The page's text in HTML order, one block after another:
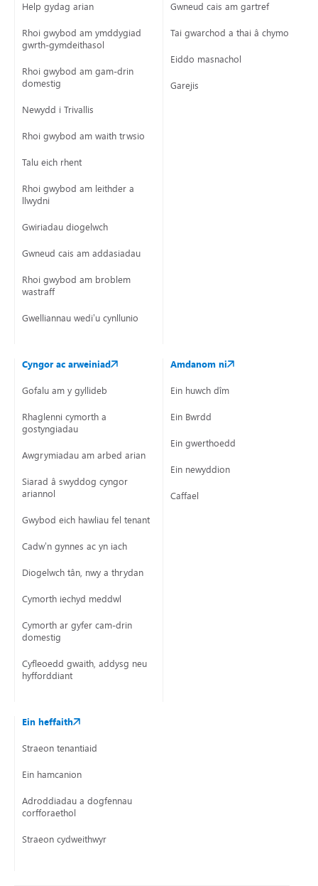
Help gydag arian
Rhoi gwybod am ymddygiad
gwrth-gymdeithasol
Rhoi gwybod am gam-drin
domestig
Newydd i Trivallis
Rhoi gwybod am waith trwsio
Talu eich rhent
Rhoi gwybod am leithder a
llwydni
Gwiriadau diogelwch
Gwneud cais am addasiadau
Rhoi gwybod am broblem
wastraff
Gwelliannau wedi’u cynllunio
Gwneud cais am gartref
Tai gwarchod a thai â chymorth
Eiddo masnachol
Garejis
Cyngor ac arweiniad
Gofalu am y gyllideb
Rhaglenni cymorth a
gostyngiadau
Awgrymiadau am arbed arian
Siarad â swyddog cyngor
ariannol
Gwybod eich hawliau fel tenant
Cadw’n gynnes ac yn iach
Diogelwch tân, nwy a thrydan
Cymorth iechyd meddwl
Cymorth ar gyfer cam-drin
domestig
Cyfleoedd gwaith, addysg neu
hyfforddiant
Amdanom ni
Ein huwch dîm
Ein Bwrdd
Ein gwerthoedd
Ein newyddion
Caffael
Ein heffaith
Straeon tenantiaid
Ein hamcanion
Adroddiadau a dogfennau
corfforaethol
Straeon cydweithwyr